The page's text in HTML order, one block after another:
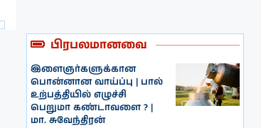
பிரபலமானவை
இளைஞர்களுக்கான
பொன்னான வாய்ப்பு | பால்
உற்பத்தியில் எழுச்சி
பெறுமா கண்டாவளை ? |
மா. சுவேந்திரன்